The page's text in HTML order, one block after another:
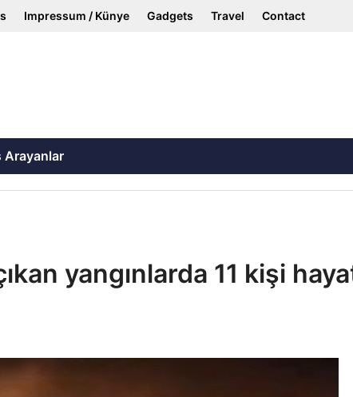
Impressum / Künye Gadgets Travel Contact
Arayanlar
yangınlarda 11 kişi